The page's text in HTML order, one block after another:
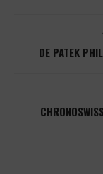
DE PATEK